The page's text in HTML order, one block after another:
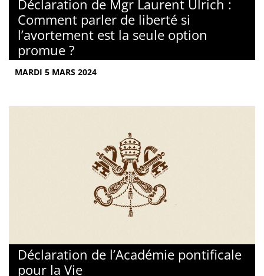
Déclaration de Mgr Laurent Ulrich :
Comment parler de liberté si
l’avortement est la seule option
promue ?
MARDI 5 MARS 2024
Déclaration de l’Académie pontificale
pour la Vie